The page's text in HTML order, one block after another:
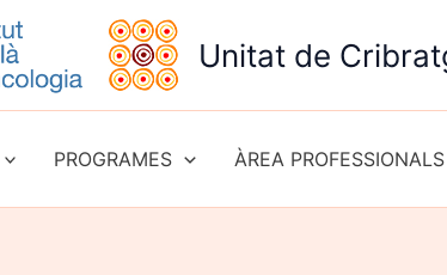
Unitat de
PROGRAMES ÀREA PROFESSIONALS